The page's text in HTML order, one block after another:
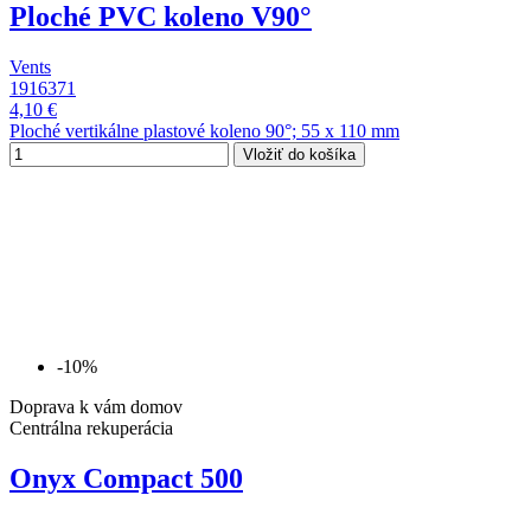
Ploché PVC koleno V90°
Vents
1916371
4,10 €
Ploché vertikálne plastové koleno 90°; 55 x 110 mm
Vložiť do košíka
-10%
Doprava k vám domov
Centrálna rekuperácia
Onyx Compact 500